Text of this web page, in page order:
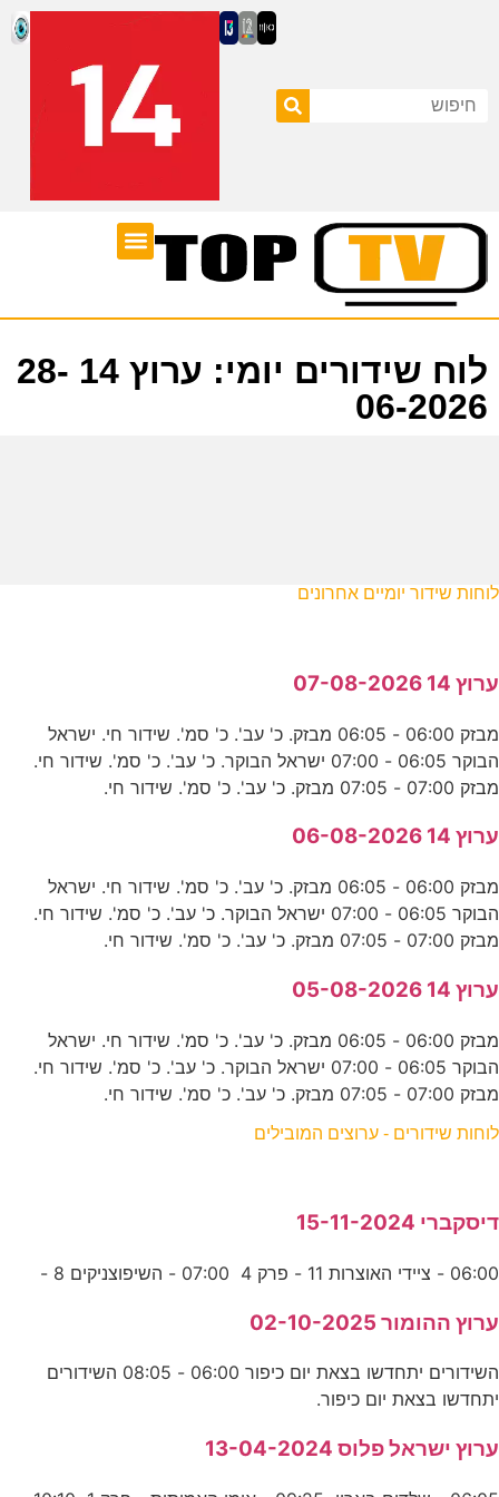
לוח שידורים יומי: ערוץ 14 28-
06-2026
לוחות שידור יומיים אחרונים
ערוץ 14 07-08-2026
מבזק 06:00 - 06:05 מבזק. כ' עב'. כ' סמ'. שידור חי. ישראל
הבוקר 06:05 - 07:00 ישראל הבוקר. כ' עב'. כ' סמ'. שידור חי.
מבזק 07:00 - 07:05 מבזק. כ' עב'. כ' סמ'. שידור חי.
ערוץ 14 06-08-2026
מבזק 06:00 - 06:05 מבזק. כ' עב'. כ' סמ'. שידור חי. ישראל
הבוקר 06:05 - 07:00 ישראל הבוקר. כ' עב'. כ' סמ'. שידור חי.
מבזק 07:00 - 07:05 מבזק. כ' עב'. כ' סמ'. שידור חי.
ערוץ 14 05-08-2026
מבזק 06:00 - 06:05 מבזק. כ' עב'. כ' סמ'. שידור חי. ישראל
הבוקר 06:05 - 07:00 ישראל הבוקר. כ' עב'. כ' סמ'. שידור חי.
מבזק 07:00 - 07:05 מבזק. כ' עב'. כ' סמ'. שידור חי.
לוחות שידורים - ערוצים המובילים
דיסקברי 15-11-2024
06:00 - ציידי האוצרות 11 - פרק 4 07:00 - השיפוצניקים 8 -
ערוץ ההומור 02-10-2025
השידורים יתחדשו בצאת יום כיפור 06:00 - 08:05 השידורים
יתחדשו בצאת יום כיפור.
ערוץ ישראל פלוס 13-04-2024